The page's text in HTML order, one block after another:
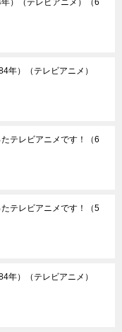
年）（テレビアニメ）
テレビアニメです！
（6
テレビアニメです！
（5
年）（テレビアニメ）